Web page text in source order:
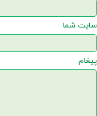
سایت شما
پیغام